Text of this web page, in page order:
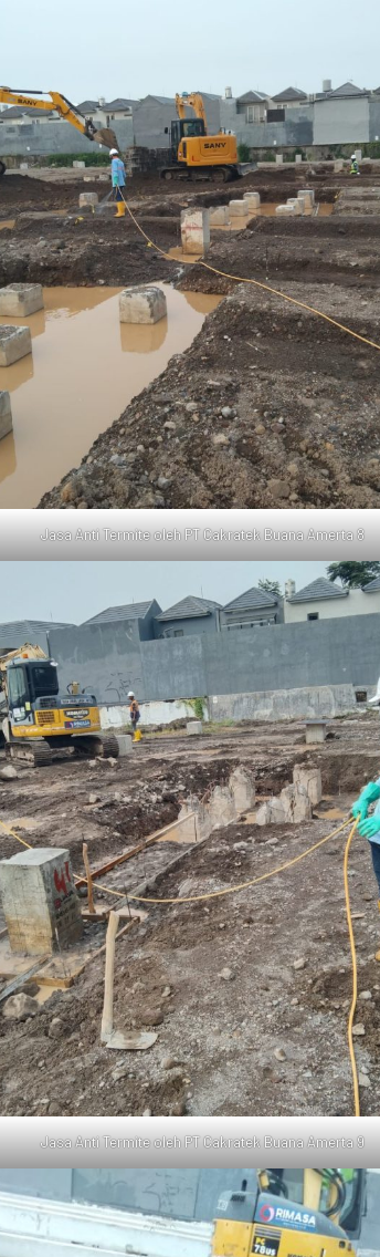
Jasa Anti Termite oleh PT Cakratek Buana Amerta 8
Jasa Anti Termite oleh PT Cakratek Buana Amerta 9